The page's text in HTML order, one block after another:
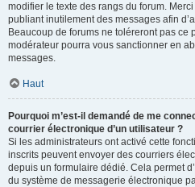
modifier le texte des rangs du forum.
publiant inutilement des messages afin
Beaucoup de forums ne toléreront pas ce
modérateur pourra vous sanctionner en
messages.
Haut
Pourquoi m’est-il demandé de me
courrier électronique d’un utilisateur ?
Si les administrateurs ont activé cette
inscrits peuvent envoyer des courriers
depuis un formulaire dédié. Cela permet
du système de messagerie électronique